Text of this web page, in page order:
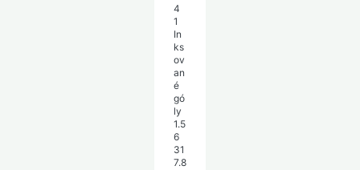
4
1
In
ks
ov
an
é
gó
ly
1.5
6
31
7.8